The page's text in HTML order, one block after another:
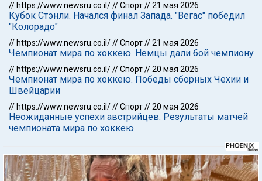
// https://www.newsru.co.il///Спорт//21 мая 2026
Кубок Стэнли. Начался финал Запада. "Вегас" победил
"Колорадо"
// https://www.newsru.co.il///Спорт//21 мая 2026
Чемпионат мира по хоккею. Немцы дали бой чемпиону
// https://www.newsru.co.il///Спорт//20 мая 2026
Чемпионат мира по хоккею. Победы сборных Чехии и
Швейцарии
// https://www.newsru.co.il///Спорт//20 мая 2026
Неожиданные успехи австрийцев. Результаты матчей
чемпионата мира по хоккею